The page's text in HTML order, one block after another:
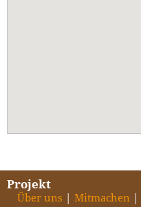
Projekt
Über uns Mitmachen